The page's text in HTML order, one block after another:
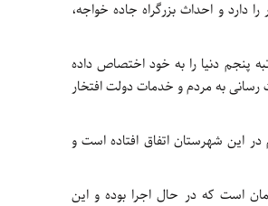
و احداث بزرگراه جاده خواجه،
پنجم دنیا را به خود اختصاص داده
به مردم و خدمات دولت افتخار
توسط دولت سیزدهم در این شهرستان اتفاق افتاده است و
گفت: پروژه‌های در حال اجرا ۱۶۵۵ میلیارد تومان است که در حال اجرا بوده و این